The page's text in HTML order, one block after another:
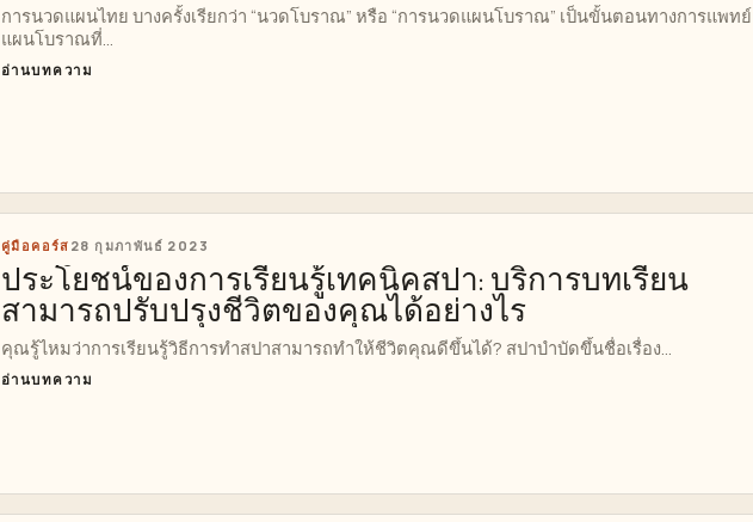
การนวดแผนไทย บางครั้งเรียกว่า “นวดโบราณ” หรือ “การนวดแผนโบราณ” เป็นขั้นตอนทางการแพทย์
แผนโบราณที่...
อ่านบทความ
คู่มือคอร์ส 28 กุมภาพันธ์ 2023
ประโยชน์ของการเรียนรู้เทคนิคสปา: บริการบทเรียน
สามารถปรับปรุงชีวิตของคุณได้อย่างไร
คุณรู้ไหมว่าการเรียนรู้วิธีการทำสปาสามารถทำให้ชีวิตคุณดีขึ้นได้? สปาบำบัดขึ้นชื่อเรื่อง...
อ่านบทความ